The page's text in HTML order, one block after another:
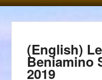
(English)
Beniamino
2019